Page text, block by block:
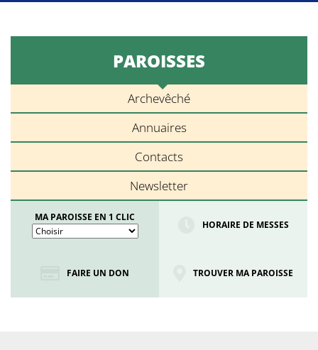
PAROISSES
Archevêché
Annuaires
Contacts
Newsletter
MA PAROISSE EN 1 CLIC
HORAIRE DE MESSES
FAIRE UN DON TROUVER MA PAROISSE